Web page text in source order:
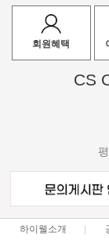
회원혜택
CS
하이웰소개